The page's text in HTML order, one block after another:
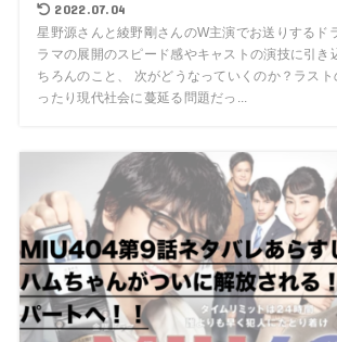
2022.07.04
星野源さんと綾野剛さんのW主演でお送りするド
ラマの展開のスピード感やキャストの演技に引き
ちろんのこと、 次がどうなっていくのか？ラス
ったり現代社会に蔓延る問題だっ...